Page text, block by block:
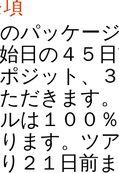
パッケー
日の４５
ジット、
だきます
は１００
ます。ツ
２１日前